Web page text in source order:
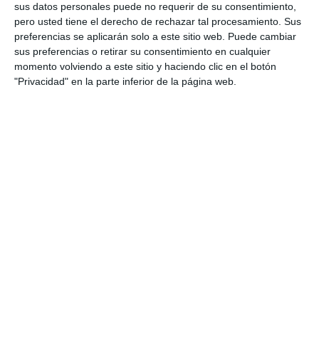
sus datos personales puede no requerir de su consentimiento,
pero usted tiene el derecho de rechazar tal procesamiento. Sus
preferencias se aplicarán solo a este sitio web. Puede cambiar
sus preferencias o retirar su consentimiento en cualquier
momento volviendo a este sitio y haciendo clic en el botón
"Privacidad" en la parte inferior de la página web.
Cómo utilizar este material
Este examen está pensado para aplicarse en las
primeras sesiones de Educación Física en 2º
ESO. Permite al profesorado detectar el nivel de